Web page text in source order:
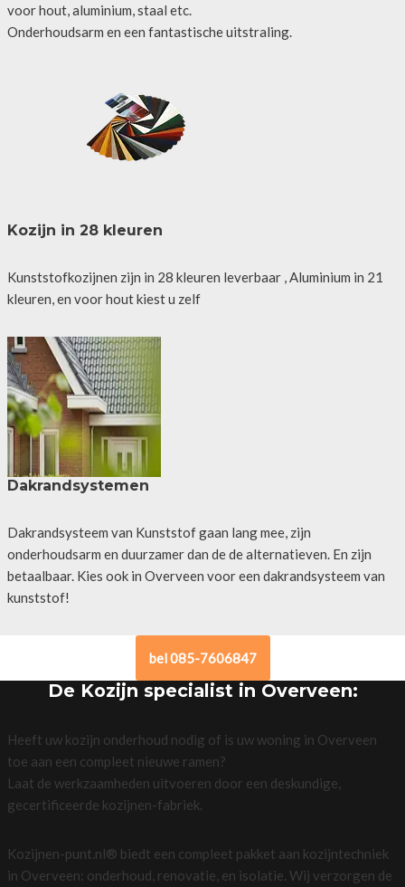
voor hout, aluminium, staal etc.
Onderhoudsarm en een fantastische uitstraling.
Kozijn in 28 kleuren
Kunststofkozijnen zijn in 28 kleuren leverbaar , Aluminium in 21
kleuren, en voor hout kiest u zelf
Dakrandsystemen
Dakrandsysteem van Kunststof gaan lang mee, zijn
onderhoudsarm en duurzamer dan de de alternatieven. En zijn
betaalbaar. Kies ook in Overveen voor een dakrandsysteem van
kunststof!
bel 085-7606847
De Kozijn specialist in Overveen:
Heeft uw kozijn onderhoud nodig of is uw woning in Overveen
toe aan een compleet nieuwe ramen?
Laat de werkzaamheden uitvoeren door een deskundige,
gecertificeerde kozijnen-fabriek.
Kozijnen-punt.nl® biedt een compleet pakket aan kozijntechniek
in Overveen: onderhoud, renovatie, en isolatie. Wij verzorgen de